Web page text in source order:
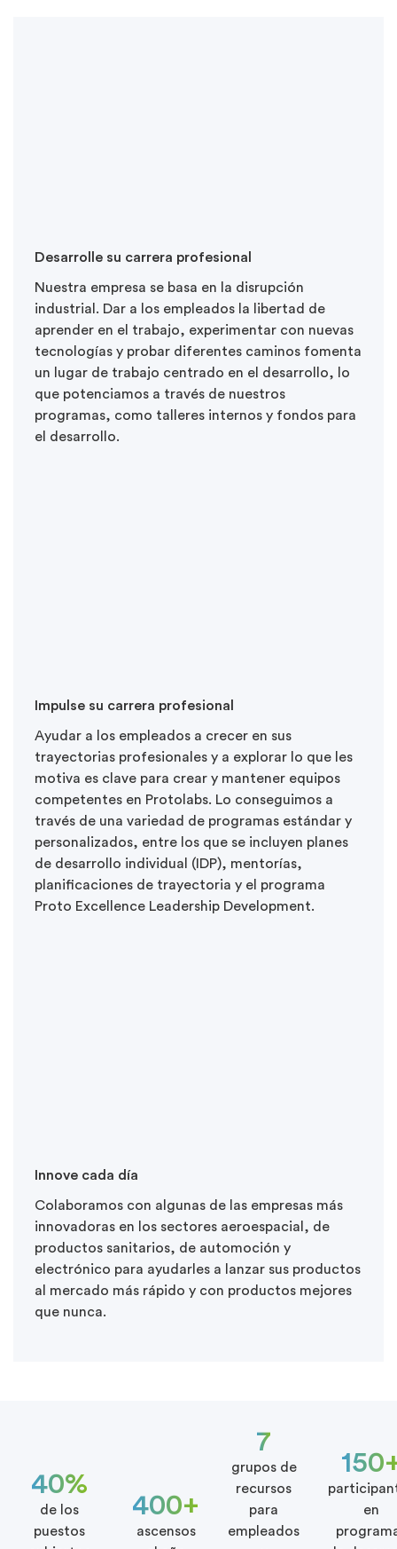
Desarrolle su carrera profesional
Nuestra empresa se basa en la disrupción
industrial. Dar a los empleados la libertad de
aprender en el trabajo, experimentar con nuevas
tecnologías y probar diferentes caminos fomenta
un lugar de trabajo centrado en el desarrollo, lo
que potenciamos a través de nuestros
programas, como talleres internos y fondos para
el desarrollo.
Impulse su carrera profesional
Ayudar a los empleados a crecer en sus
trayectorias profesionales y a explorar lo que les
motiva es clave para crear y mantener equipos
competentes en Protolabs. Lo conseguimos a
través de una variedad de programas estándar y
personalizados, entre los que se incluyen planes
de desarrollo individual (IDP), mentorías,
planificaciones de trayectoria y el programa
Proto Excellence Leadership Development.
Innove cada día
Colaboramos con algunas de las empresas más
innovadoras en los sectores aeroespacial, de
productos sanitarios, de automoción y
electrónico para ayudarles a lanzar sus productos
al mercado más rápido y con productos mejores
que nunca.
40%
de los
puestos
400+
ascensos
7
grupos de
recursos
para
empleados
en